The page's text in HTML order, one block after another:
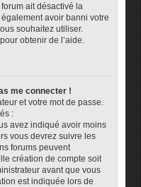
forum ait désactivé la
avoir banni votre
souhaitez utiliser.
obtenir de l’aide.
me connecter !
et votre mot de passe.
:
avez indiqué avoir moins
vous devrez suivre les
forums peuvent
création de compte soit
avant que vous
est indiquée lors de